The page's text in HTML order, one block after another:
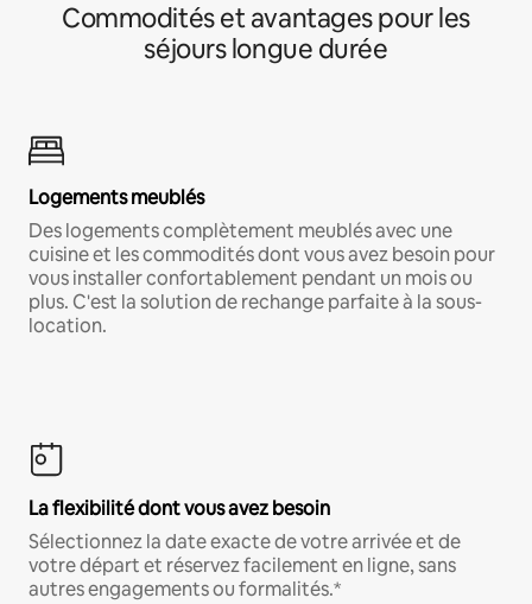
Commodités et avantages pour les
séjours longue durée
Logements meublés
Des logements complètement meublés avec une
cuisine et les commodités dont vous avez besoin pour
vous installer confortablement pendant un mois ou
plus. C'est la solution de rechange parfaite à la sous-
location.
La flexibilité dont vous avez besoin
Sélectionnez la date exacte de votre arrivée et de
votre départ et réservez facilement en ligne, sans
autres engagements ou formalités.*